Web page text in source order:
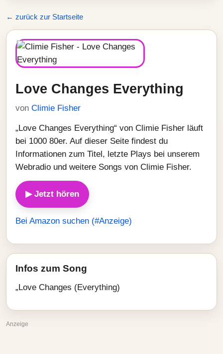
← zurück zur Startseite
Love Changes Everything
von Climie Fisher
„Love Changes Everything“ von Climie Fisher läuft
bei 1000 80er. Auf dieser Seite findest du
Informationen zum Titel, letzte Plays bei unserem
Webradio und weitere Songs von Climie Fisher.
▶ Jetzt hören
Bei Amazon suchen (#Anzeige)
Infos zum Song
„Love Changes (Everything)
Anzeige